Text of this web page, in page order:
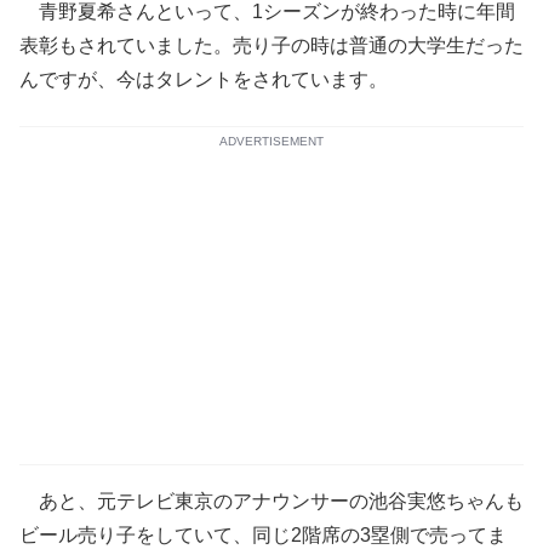
青野夏希さんといって、1シーズンが終わった時に年間
表彰もされていました。売り子の時は普通の大学生だった
んですが、今はタレントをされています。
ADVERTISEMENT
あと、元テレビ東京のアナウンサーの池谷実悠ちゃんも
ビール売り子をしていて、同じ2階席の3塁側で売ってま